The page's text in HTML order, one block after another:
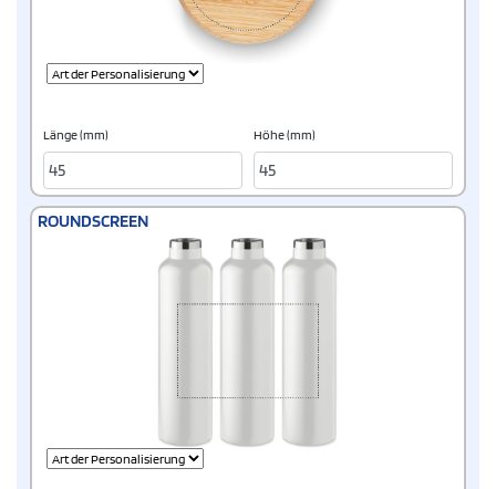
Länge (mm) Höhe (mm)
ROUNDSCREEN